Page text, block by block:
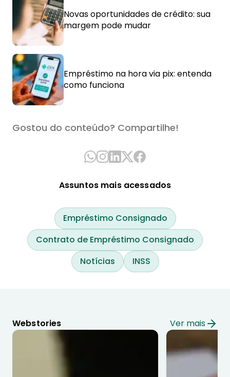
Novas oportunidades de crédito: sua
margem pode mudar
Empréstimo na hora via pix: entenda
como funciona
Gostou do conteúdo? Compartilhe!
Assuntos mais acessados
Empréstimo Consignado
Contrato de Empréstimo Consignado
Notícias
INSS
Webstories Ver mais